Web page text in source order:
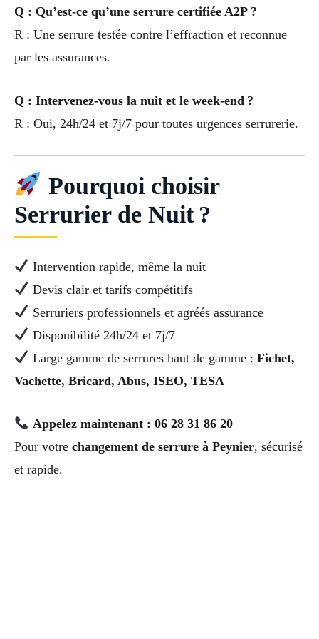
Q : Qu’est-ce qu’une serrure certifiée A2P ?
R : Une serrure testée contre l’effraction et reconnue
par les assurances.
Q : Intervenez-vous la nuit et le week-end ?
R : Oui, 24h/24 et 7j/7 pour toutes urgences serrurerie.
Pourquoi choisir
Serrurier de Nuit ?
Intervention rapide, même la nuit
Devis clair et tarifs compétitifs
Serruriers professionnels et agréés assurance
Disponibilité 24h/24 et 7j/7
Large gamme de serrures haut de gamme : Fichet,
Vachette, Bricard, Abus, ISEO, TESA
Appelez maintenant : 06 28 31 86 20
Pour votre changement de serrure à Peynier, sécurisé
et rapide.